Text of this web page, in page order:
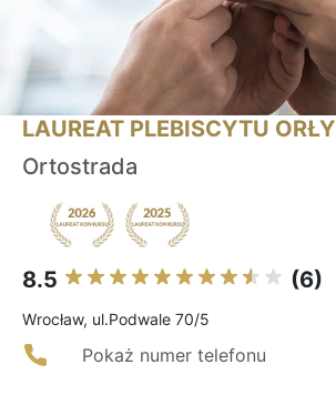
LAUREAT PLEBISCYTU ORŁY
Ortostrada
8.5 (6)
Wrocław, ul.Podwale 70/5
Pokaż numer telefonu